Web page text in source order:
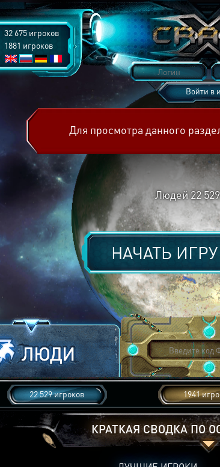
32 675 игроков
1881 игроков
Войти в
Для просмотра данного
Людей 22 529
НАЧАТЬ
22 529 игроков 1941
КРАТКАЯ СВОДКА ПО